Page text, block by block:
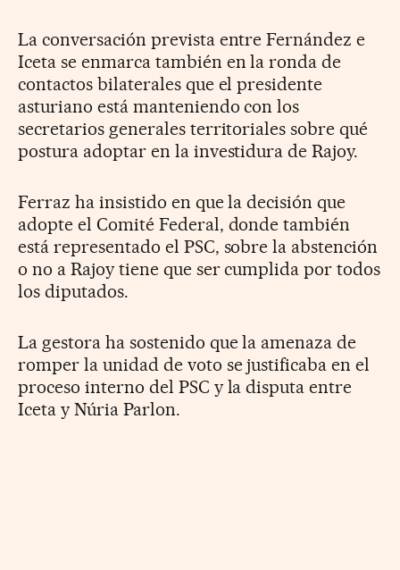
La conversación prevista entre Fernández e
Iceta se enmarca también en la ronda de
contactos bilaterales que el presidente
asturiano está manteniendo con los
secretarios generales territoriales sobre qué
postura adoptar en la investidura de Rajoy.
Ferraz ha insistido en que la decisión que
adopte el Comité Federal, donde también
está representado el PSC, sobre la abstención
o no a Rajoy tiene que ser cumplida por todos
los diputados.
La gestora ha sostenido que la amenaza de
romper la unidad de voto se justificaba en el
proceso interno del PSC y la disputa entre
Iceta y Núria Parlon.